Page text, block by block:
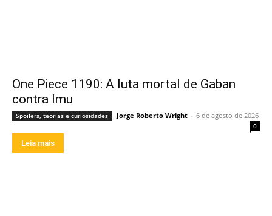
One Piece 1190: A luta mortal de Gaban
contra Imu
Spoilers, teorias e curiosidades Jorge Roberto Wright - 6 de agosto de 2026
0
Leia mais